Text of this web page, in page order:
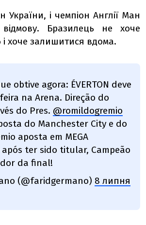
України, і чемпіон Англії Ман
відмову. Бразилець не хоче
хоче залишитися вдома.
obtive agora: ÉVERTON deve
na Arena. Direção do
do Pres. @romildogremio
do Manchester City e do
aposta em MEGA
após ter sido titular, Campeão
da final!
(@faridgermano) 8 липня